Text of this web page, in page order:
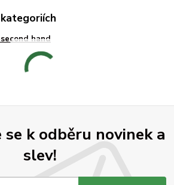
hand
k odběru novinek a
slev!